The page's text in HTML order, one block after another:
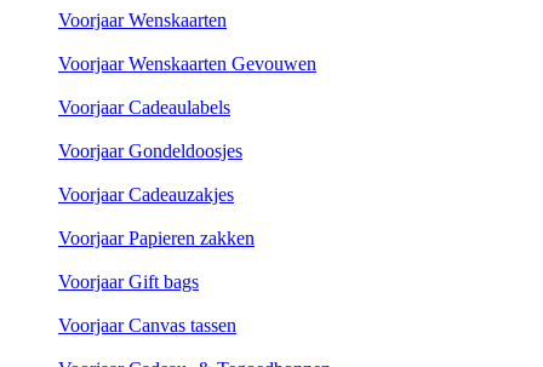
Voorjaar Wenskaarten
Voorjaar Wenskaarten Gevouwen
Voorjaar Cadeaulabels
Voorjaar Gondeldoosjes
Voorjaar Cadeauzakjes
Voorjaar Papieren zakken
Voorjaar Gift bags
Voorjaar Canvas tassen